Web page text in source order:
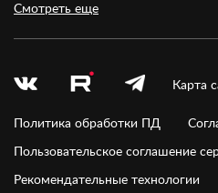
Смотреть еще
Карта
Политика обработки ПД
Пользовательское соглашение
Рекомендательные технологии